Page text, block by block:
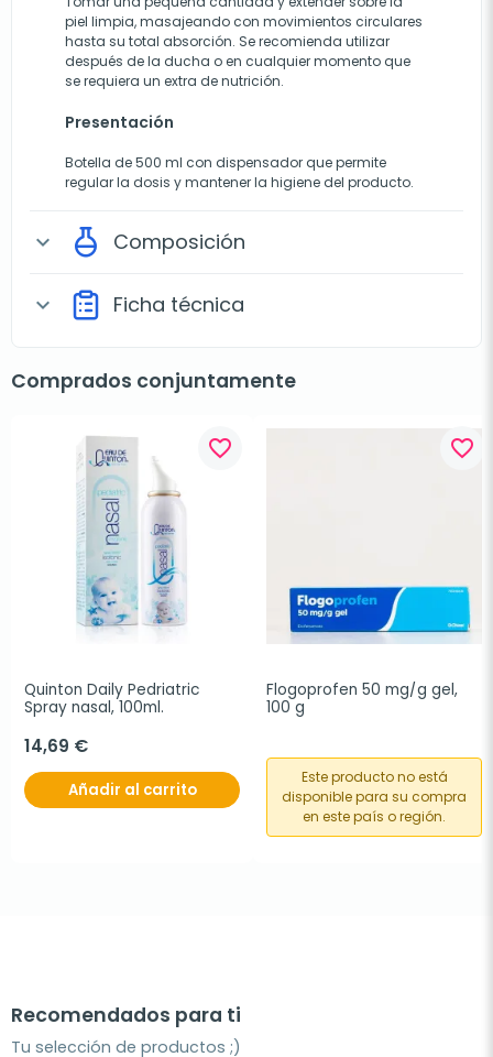
piel limpia, masajeando con movimientos circulares
hasta su total absorción. Se recomienda utilizar
después de la ducha o en cualquier momento que
se requiera un extra de nutrición.
Presentación
Botella de 500 ml con dispensador que permite
regular la dosis y mantener la higiene del producto.
expand_more Composición
expand_more Ficha técnica
Comprados conjuntamente
favorite_border
Quinton Daily Pedriatric
Spray nasal, 100ml.
14,69 €
Añadir al carrito
favorite_border
Flogoprofen 50 mg/g gel,
100 g
Este producto no está
disponible para su compra
en este país o región.
Recomendados para ti
Tu selección de productos ;)